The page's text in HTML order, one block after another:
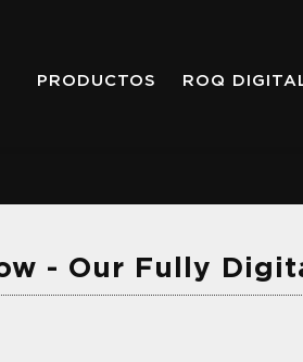
PRODUCTOS ROQ
- Our Fully